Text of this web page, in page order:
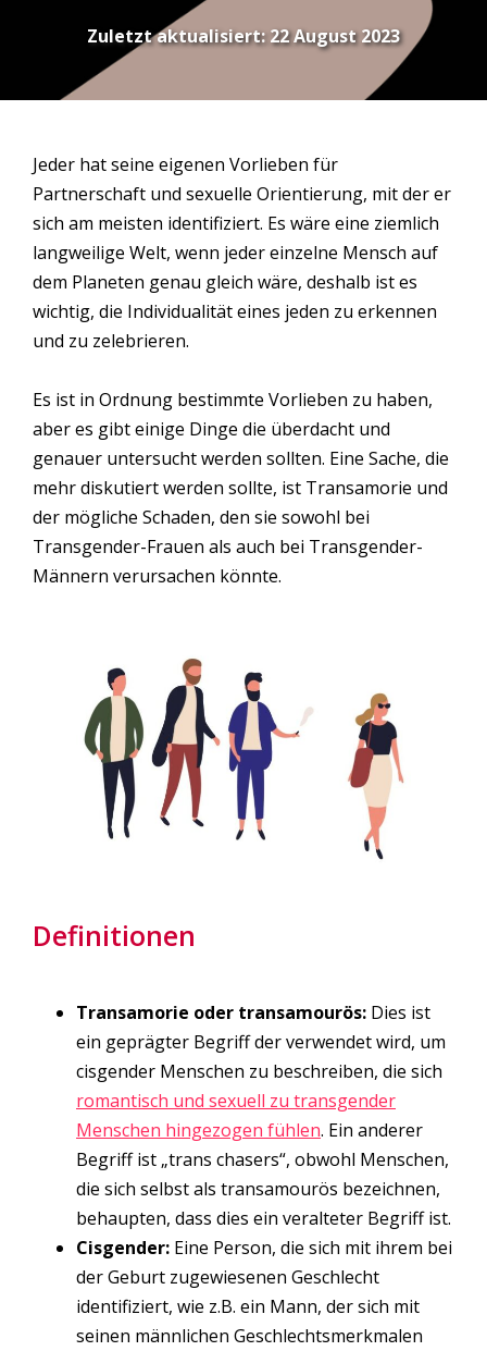
Zuletzt aktualisiert:22 August 2023
Jeder hat seine eigenen Vorlieben für
Partnerschaft und sexuelle Orientierung, mit der er
sich am meisten identifiziert. Es wäre eine ziemlich
langweilige Welt, wenn jeder einzelne Mensch auf
dem Planeten genau gleich wäre, deshalb ist es
wichtig, die Individualität eines jeden zu erkennen
und zu zelebrieren.
Es ist in Ordnung bestimmte Vorlieben zu haben,
aber es gibt einige Dinge die überdacht und
genauer untersucht werden sollten. Eine Sache, die
mehr diskutiert werden sollte, ist Transamorie und
der mögliche Schaden, den sie sowohl bei
Transgender-Frauen als auch bei Transgender-
Männern verursachen könnte.
Definitionen
Transamorie oder transamourös: Dies ist
ein geprägter Begriff der verwendet wird, um
cisgender Menschen zu beschreiben, die sich
romantisch und sexuell zu transgender
Menschen hingezogen fühlen. Ein anderer
Begriff ist „trans chasers“, obwohl Menschen,
die sich selbst als transamourös bezeichnen,
behaupten, dass dies ein veralteter Begriff ist.
Cisgender: Eine Person, die sich mit ihrem bei
der Geburt zugewiesenen Geschlecht
identifiziert, wie z.B. ein Mann, der sich mit
seinen männlichen Geschlechtsmerkmalen